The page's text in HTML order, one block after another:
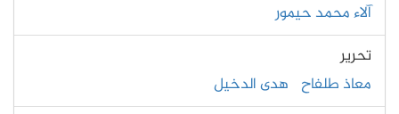
آلاء محمد حيمور
تحرير
معاذ طلفاح هدى الدخيل